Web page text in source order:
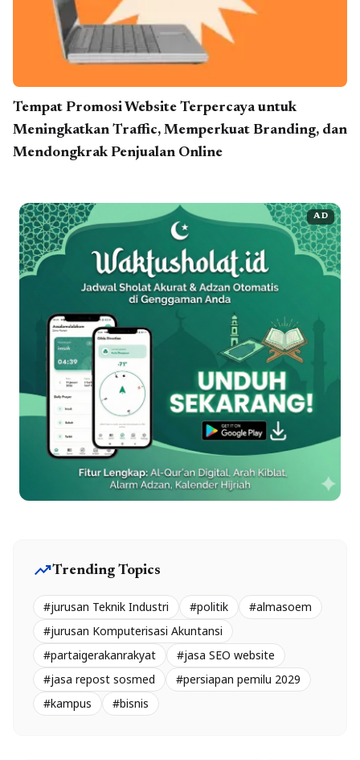
Tempat Promosi Website Terpercaya untuk
Meningkatkan Traffic, Memperkuat Branding, dan
Mendongkrak Penjualan Online
AD
trending_upTrending Topics
#jurusan Teknik Industri #politik
#almasoem
#jurusan Komputerisasi Akuntansi
#partaigerakanrakyat
#jasa SEO website
#jasa repost sosmed
#persiapan pemilu 2029
#kampus
#bisnis